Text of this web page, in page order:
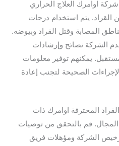
شركة اوامرك العلاج الحراري
القراد. يتم استخدام درجات
المصابة وقتل القراد وبيوضه.
الشركة نصائح وإرشادات
يمكنهم توفير معلومات
الصحيحة لتجنب إعادة
المحترفة اوامرك ذات
المجال. قم بالتحقق من توصيات
الشركة ومؤهلات فريق